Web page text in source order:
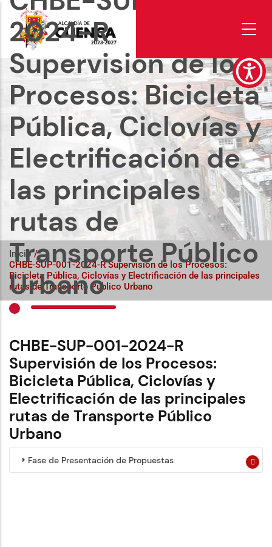
Pasar
contenido
principal
2024-R
Supervisión de los
Procesos: Bicicleta
Pública, Ciclovías y
Electrificación de
las principales
rutas de
Transporte Público
Urbano
Inicio /
CHBE-SUP-001-2024-R Supervisión de los Procesos:
Bicicleta Pública, Ciclovías y Electrificación de las principales
rutas de Transporte Público Urbano
CHBE-SUP-001-2024-R
Supervisión de los Procesos:
Bicicleta Pública, Ciclovías y
Electrificación de las principales
rutas de Transporte Público
Urbano
Fase de Presentación de Propuestas